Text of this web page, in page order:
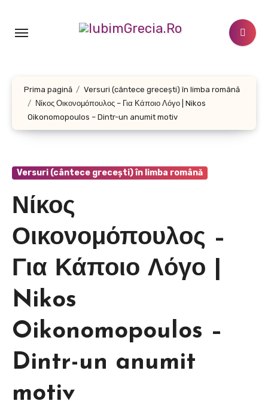
conținut
Prima pagină
Versuri (cântece grecești) în limba română
Νίκος Οικονομόπουλος – Για Κάποιο Λόγο | Nikos
Oikonomopoulos – Dintr-un anumit motiv
Versuri (cântece grecești) în limba română
Νίκος
Οικονομόπουλος –
Για Κάποιο Λόγο |
Nikos
Oikonomopoulos –
Dintr-un anumit
motiv